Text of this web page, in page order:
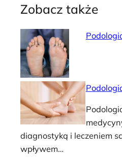
Zobacz także
diagnostyką i leczeniem
wpływem…